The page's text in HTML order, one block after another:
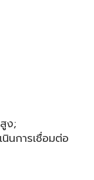
ง;
นการเชื่อมต่อ